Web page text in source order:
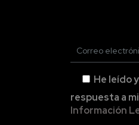
He leído
respuesta a
Información